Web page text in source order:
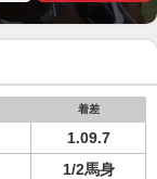
着差
1.09.7
1/2馬身